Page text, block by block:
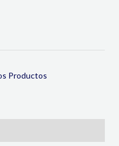
Productos